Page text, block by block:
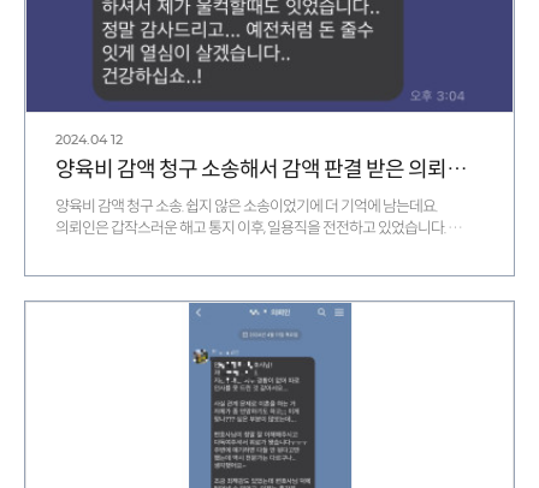
2024.04 12
양육비 감액 청구 소송해서 감액 판결 받은 의뢰인 후기
양육비 감액 청구 소송. 쉽지 않은 소송이었기에 더 기억에 남는데요.
의뢰인은 갑작스러운 해고 통지 이후, 일용직을 전전하고 있었습니다. …